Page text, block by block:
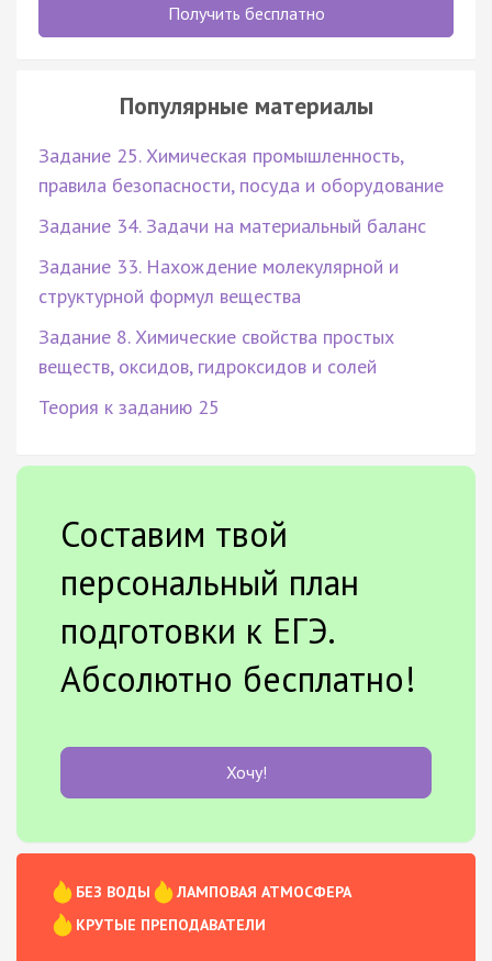
Получить бесплатно
Популярные материалы
Задание 25. Химическая промышленность,
правила безопасности, посуда и оборудование
Задание 34. Задачи на материальный баланс
Задание 33. Нахождение молекулярной и
структурной формул вещества
Задание 8. Химические свойства простых
веществ, оксидов, гидроксидов и солей
Теория к заданию 25
Составим твой
персональный план
подготовки к ЕГЭ.
Абсолютно бесплатно!
Хочу!
БЕЗ ВОДЫ
ЛАМПОВАЯ АТМОСФЕРА
КРУТЫЕ ПРЕПОДАВАТЕЛИ